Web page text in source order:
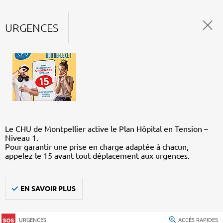
URGENCES
Le CHU de Montpellier active le Plan Hôpital en Tension –
Niveau 1.
Pour garantir une prise en charge adaptée à chacun,
appelez le 15 avant tout déplacement aux urgences.
EN SAVOIR PLUS
URGENCES ACCÈS RAPIDES